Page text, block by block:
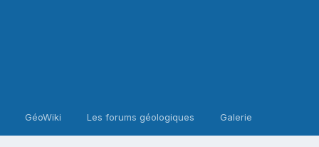
GéoWiki Les forums géologiques Galerie